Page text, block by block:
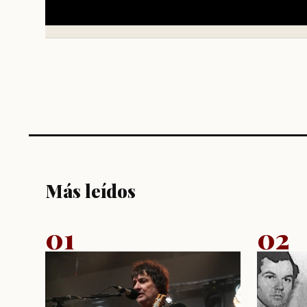
Más leídos
01 02